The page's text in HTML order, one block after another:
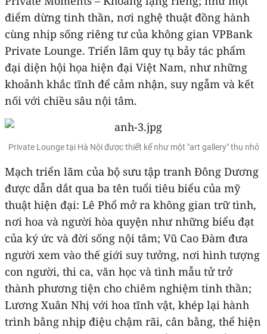
điểm dừng tinh thần, nơi nghệ thuật đồng hành
cùng nhịp sống riêng tư của không gian VPBank
Private Lounge. Triển lãm quy tụ bảy tác phẩm
đại diện hội họa hiện đại Việt Nam, như những
khoảnh khắc tĩnh để cảm nhận, suy ngẫm và kết
nối với chiều sâu nội tâm.
Private Lounge tại Hà Nội được thiết kế như một "art gallery" thu nhỏ
Mạch triển lãm của bộ sưu tập tranh Đông Dương
được dẫn dắt qua ba tên tuổi tiêu biểu của mỹ
thuật hiện đại: Lê Phổ mở ra không gian trữ tình,
nơi hoa và người hòa quyện như những biểu đạt
của ký ức và đời sống nội tâm; Vũ Cao Đàm đưa
người xem vào thế giới suy tưởng, nơi hình tượng
con người, thi ca, văn học và tình mẫu tử trở
thành phương tiện cho chiêm nghiệm tinh thần;
Lương Xuân Nhị với hoa tĩnh vật, khép lại hành
trình bằng nhịp điệu chậm rãi, cân bằng, thể hiện